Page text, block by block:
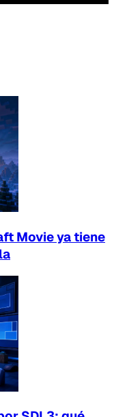
Movie ya tiene